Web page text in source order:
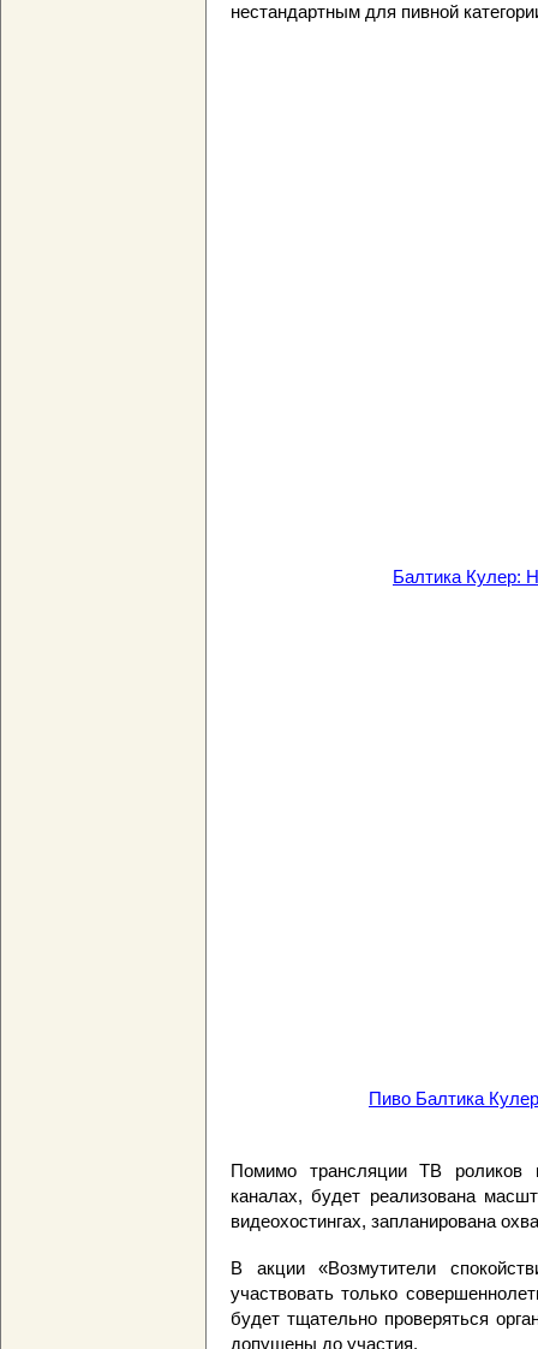
нестандартным для пивной
Балтика Кулер:
Пиво Балтика
Помимо трансляции ТВ
каналах, будет реализована
видеохостингах, запланирована
В акции «Возмутители
участвовать только
будет тщательно проверяться
допущены до участия.